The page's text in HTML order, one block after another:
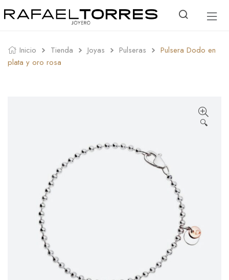
Inicio Tienda Joyas Pulseras
Pulsera Dodo en
plata y oro rosa
🔍